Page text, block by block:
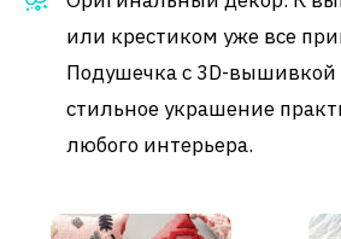
или крестиком уже все
Подушечка с 3D-
стильное украшение
любого интерьера.